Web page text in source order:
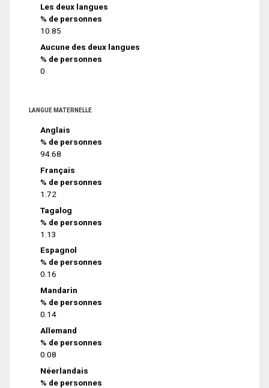
Les deux langues
% de personnes
10.85
Aucune des deux langues
% de personnes
0
LANGUE MATERNELLE
Anglais
% de personnes
94.68
Français
% de personnes
1.72
Tagalog
% de personnes
1.13
Espagnol
% de personnes
0.16
Mandarin
% de personnes
0.14
Allemand
% de personnes
0.08
Néerlandais
% de personnes